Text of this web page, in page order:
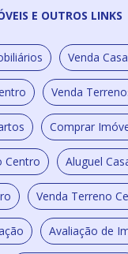
E OUTROS LINKS
Venda
Venda
Comprar
Centro Aluguel
Venda Terreno
Avaliação de